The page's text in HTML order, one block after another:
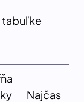
tabuľke
Najčas